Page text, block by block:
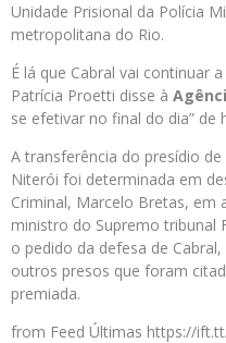
Unidade Prisional da Polícia
metropolitana do Rio.
É lá que Cabral vai continuar
Patrícia Proetti disse à
se efetivar no final do dia” de
A transferência do presídio
Niterói foi determinada em
Criminal, Marcelo Bretas, em
ministro do Supremo tribunal
o pedido da defesa de
outros presos que foram
premiada.
from Feed Últimas https://